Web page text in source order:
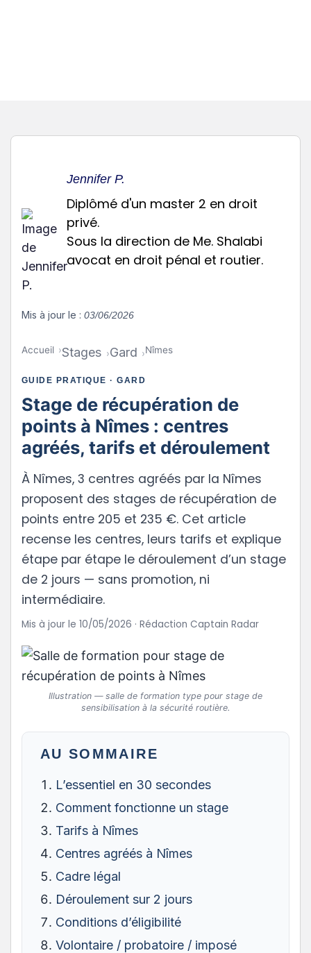
Jennifer P.
Diplômé d'un master 2 en droit
privé.
Sous la direction de Me. Shalabi
avocat en droit pénal et routier.
Mis à jour le : 03/06/2026
Accueil Stages Gard Nîmes
GUIDE PRATIQUE · GARD
Stage de récupération de
points à Nîmes : centres
agréés, tarifs et déroulement
À Nîmes, 3 centres agréés par la Nîmes
proposent des stages de récupération de
points entre 205 et 235 €. Cet article
recense les centres, leurs tarifs et explique
étape par étape le déroulement d’un stage
de 2 jours — sans promotion, ni
intermédiaire.
Mis à jour le 10/05/2026 · Rédaction Captain Radar
Illustration — salle de formation type pour stage de
sensibilisation à la sécurité routière.
AU SOMMAIRE
L’essentiel en 30 secondes
Comment fonctionne un stage
Tarifs à Nîmes
Centres agréés à Nîmes
Cadre légal
Déroulement sur 2 jours
Conditions d’éligibilité
Volontaire / probatoire / imposé